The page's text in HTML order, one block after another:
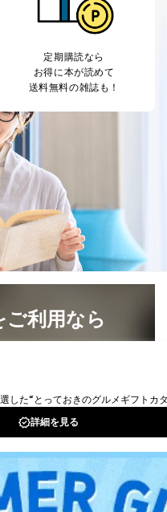
売元、卸売会社、販売
会社、配送会社、新聞
配達会社
「訂正」等の請求につ
情報について利用目的
滞なくこれに応じま
かに該当する場合は、
きません。そのとき
するとともに、理由を
公表することによって
産その他の権利利益を
公表することによって
を害するおそれがある
令の定める事務を遂行
ある場合であって、利
があるとき
明らかな場合
有個人データの本人ま
通知、開示、変更等
の提供の停止」）の求め
。 当社顧客の皆様の
グインしていただくこと
ただくことが出来ま
定期購読なら
お得に本が読めて
送料無料の雑誌も！
利用なら
み放題！
FOR IOS
ANDROID